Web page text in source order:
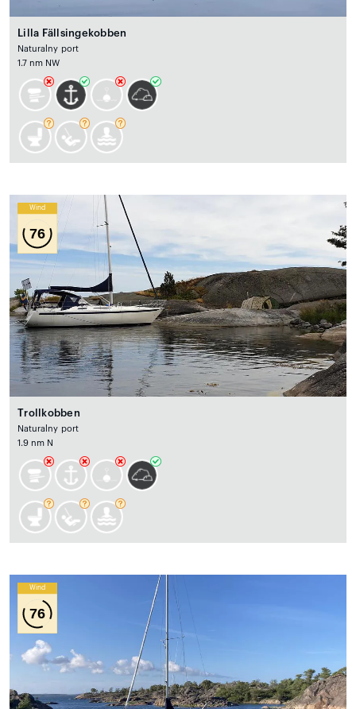
Lilla Fällsingekobben
Naturalny port
1.7 nm NW
Wind
76
Trollkobben
Naturalny port
1.9 nm N
Wind
76